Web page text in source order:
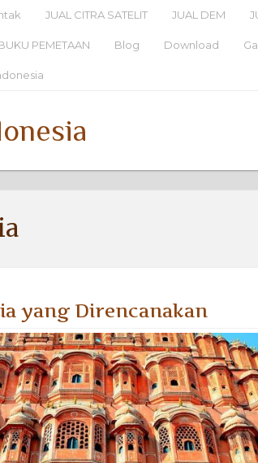
JUAL CITRA SATELIT JUAL DEM
PEMETAAN Blog Download
yang Direncanakan